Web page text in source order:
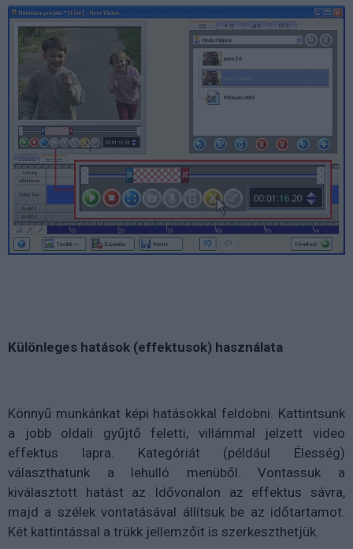
Különleges hatások (effektusok) használata
Könnyű munkánkat képi hatásokkal feldobni. Kattintsunk
a jobb oldali gyűjtő feletti, villámmal jelzett video
effektus lapra. Kategóriát (például Élesség)
választhatunk a lehulló menüből. Vontassuk a
kiválasztott hatást az Idővonalon az effektus sávra,
majd a szélek vontatásával állítsuk be az időtartamot.
Két kattintással a trükk jellemzőit is szerkeszthetjük.